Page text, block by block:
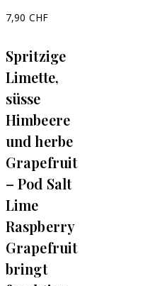
7,90 CHF
Spritzige
Limette,
süsse
Himbeere
und herbe
Grapefruit
– Pod Salt
Lime
Raspberry
Grapefruit
bringt